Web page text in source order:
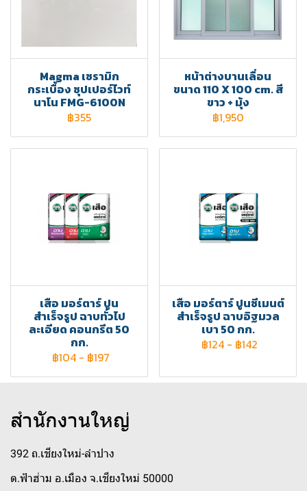
Magma เซรามิก
กระเบื้อง ซุปเปอร์ไวท์
นาโน FMG-6100N
฿355
หน้าต่างบานเลื่อน
ขนาด 110 X 100 cm. สี
ขาว + มุ้ง
฿1,950
เสือ มอร์ตาร์ ปูน
สำเร็จรูป ฉาบทั่วไป
ละเอียด คอนกรีต 50
กก.
฿104 - ฿197
เสือ มอร์ตาร์ ปูนซีเมนต์
สำเร็จรูป ฉาบอิฐมวล
เบา 50 กก.
฿124 - ฿142
สำนักงานใหญ่
392 ถ.เชียงใหม่-ลำปาง
ต.ฟ้าฮ่าม อ.เมือง จ.เชียงใหม่ 50000